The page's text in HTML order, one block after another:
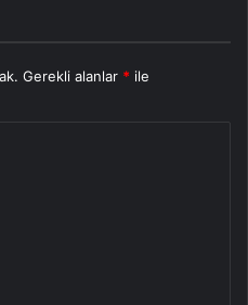
Gerekli alanlar * ile